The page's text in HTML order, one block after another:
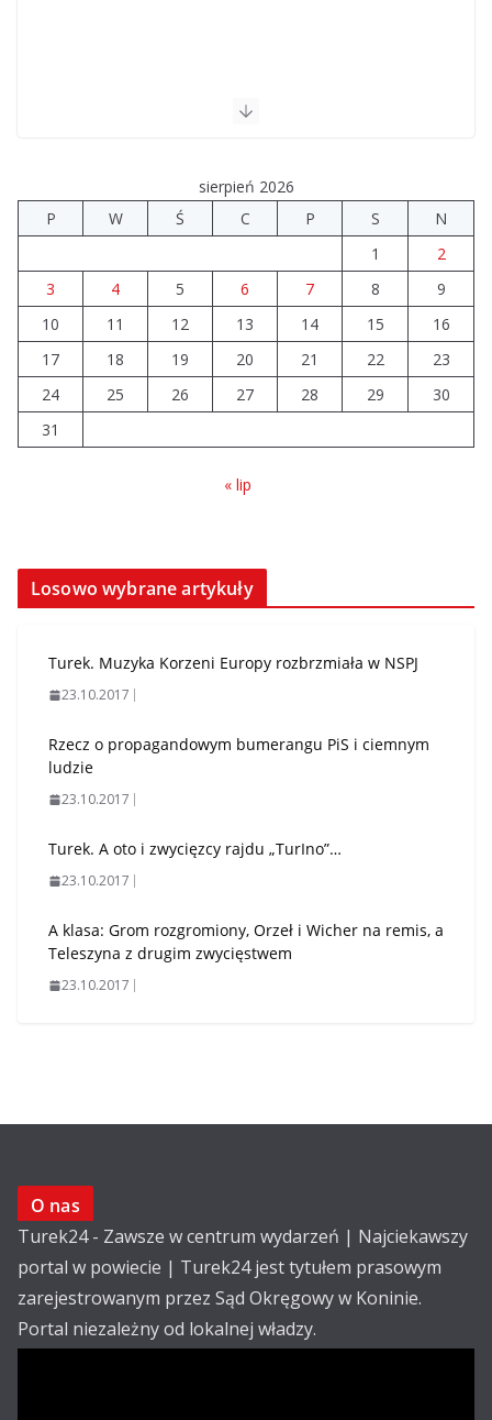
sierpień 2026
P
W Ś C P S
N
1
2
3
4 5 6 7 8
9
10
11 12 13 14 15
16
17
18 19 20 21 22
23
24
25 26 27 28 29
30
31
« lip
Losowo wybrane artykuły
Turek. Muzyka Korzeni Europy rozbrzmiała w NSPJ
23.10.2017
Rzecz o propagandowym bumerangu PiS i ciemnym
ludzie
23.10.2017
Turek. A oto i zwycięzcy rajdu „TurIno”…
23.10.2017
A klasa: Grom rozgromiony, Orzeł i Wicher na remis, a
Teleszyna z drugim zwycięstwem
23.10.2017
O nas
Turek24 - Zawsze w centrum wydarzeń | Najciekawszy
portal w powiecie | Turek24 jest tytułem prasowym
zarejestrowanym przez Sąd Okręgowy w Koninie.
Portal niezależny od lokalnej władzy.